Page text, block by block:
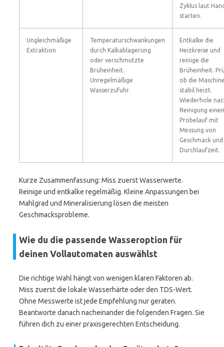
Zyklus laut
starten.
Ungleichmäßige
Extraktion
Temperaturschwankungen
durch Kalkablagerung
oder verschmutzte
Brüheinheit.
Unregelmäßige
Wasserzufuhr.
Entkalke die
Heizkreise und
reinige die
Brüheinheit.
ob die
stabil heizt.
Wiederhole
Reinigung einen
Probelauf mit
Messung von
Geschmack und
Durchlaufzeit.
Kurze Zusammenfassung: Miss zuerst Wasserwerte.
Reinige und entkalke regelmäßig. Kleine Anpassungen bei
Mahlgrad und Mineralisierung lösen die meisten
Geschmacksprobleme.
Wie du die passende Wasseroption für
deinen Vollautomaten auswählst
Die richtige Wahl hängt von wenigen klaren Faktoren ab.
Miss zuerst die lokale Wasserhärte oder den TDS-Wert.
Ohne Messwerte ist jede Empfehlung nur geraten.
Beantworte danach nacheinander die folgenden Fragen. Sie
führen dich zu einer praxisgerechten Entscheidung.